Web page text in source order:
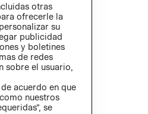
otras
ofrecerle la
su
publicidad
y boletines
de redes
sobre el usuario,
acuerdo en que
nuestros
se